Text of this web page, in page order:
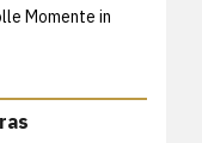
Momente in